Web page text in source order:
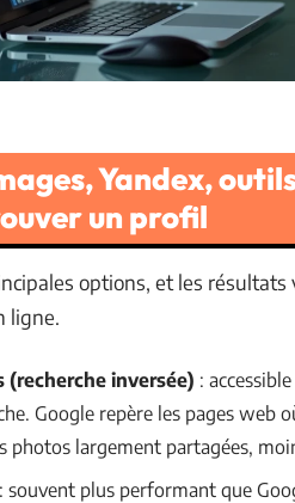
Yandex,
un profil
options, et les
ligne.
(recherche inversée) :
Google repère les pages web
photos largement partagées,
souvent plus performant que